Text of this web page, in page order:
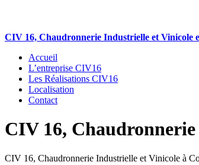
CIV 16, Chaudronnerie Industrielle et Vinicole
Accueil
L’entreprise CIV16
Les Réalisations CIV16
Localisation
Contact
CIV 16,
CIV 16, Chaudronnerie Industrielle et Vinicole à